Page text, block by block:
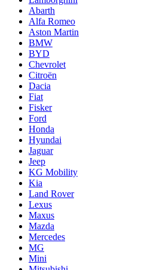
Abarth
Alfa Romeo
Aston Martin
BMW
BYD
Chevrolet
Citroën
Dacia
Fiat
Fisker
Ford
Honda
Hyundai
Jaguar
Jeep
KG Mobility
Kia
Land Rover
Lexus
Maxus
Mazda
Mercedes
MG
Mini